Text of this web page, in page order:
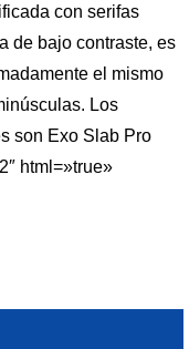
con serifas
de bajo contraste, es
el mismo
Los
son Exo Slab Pro
html=»true»